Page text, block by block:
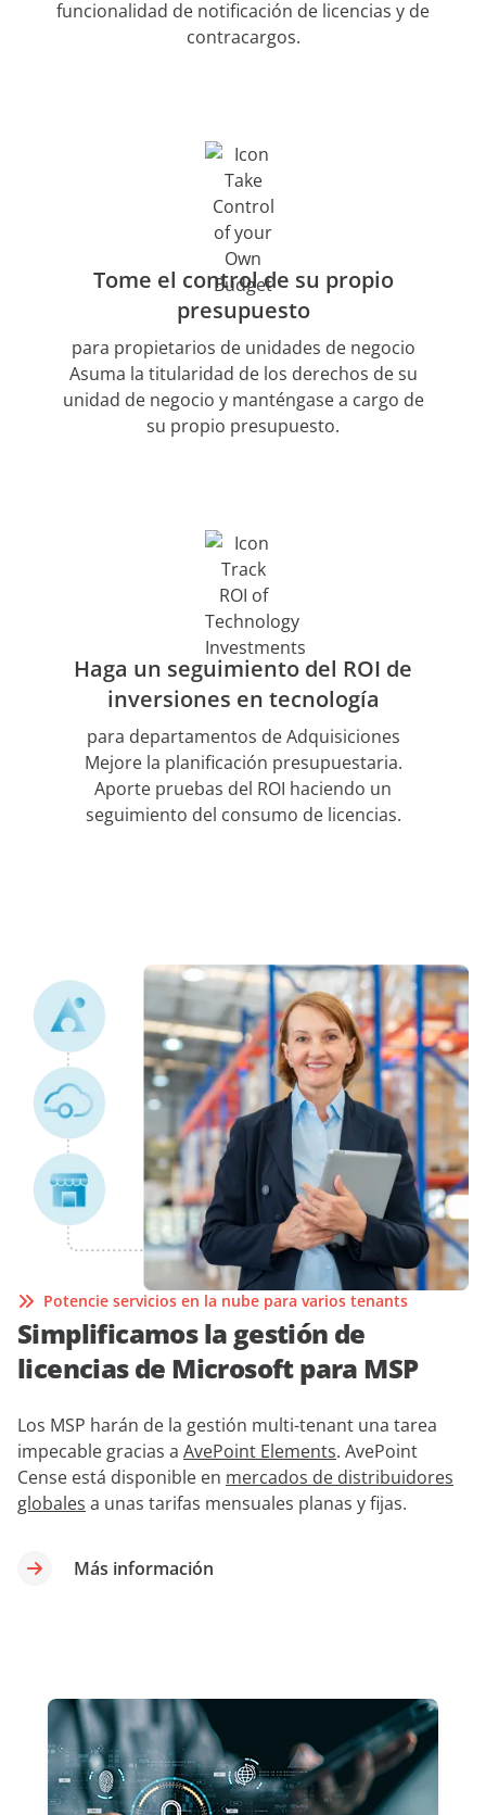
funcionalidad de notificación de licencias y de
contracargos.
Tome el control de su propio
presupuesto
para propietarios de unidades de negocio
Asuma la titularidad de los derechos de su
unidad de negocio y manténgase a cargo de
su propio presupuesto.
Haga un seguimiento del ROI de
inversiones en tecnología
para departamentos de Adquisiciones
Mejore la planificación presupuestaria.
Aporte pruebas del ROI haciendo un
seguimiento del consumo de licencias.
Potencie servicios en la nube para varios tenants
Simplificamos la gestión de
licencias de Microsoft para MSP
Los MSP harán de la gestión multi-tenant una tarea
impecable gracias a AvePoint Elements. AvePoint
Cense está disponible en mercados de distribuidores
globales a unas tarifas mensuales planas y fijas.
Más información